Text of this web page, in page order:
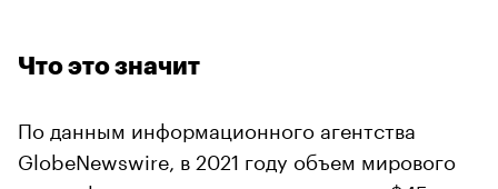
Что это значит
По данным информационного агентства
GlobeNewswire, в 2021 году объем мирового